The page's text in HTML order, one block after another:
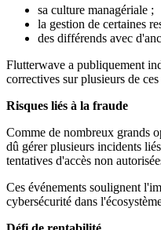
sa culture managériale ;
la gestion de certaines
des différends avec
Flutterwave a publiquement
correctives sur plusieurs de ces
Risques liés à la fraude
Comme de nombreux grands
dû gérer plusieurs incidents
tentatives d'accès non
Ces événements soulignent
cybersécurité dans